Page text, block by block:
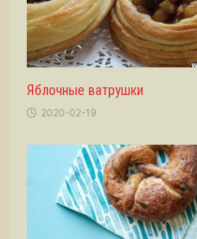
Яблочные ватрушки
2020-02-19